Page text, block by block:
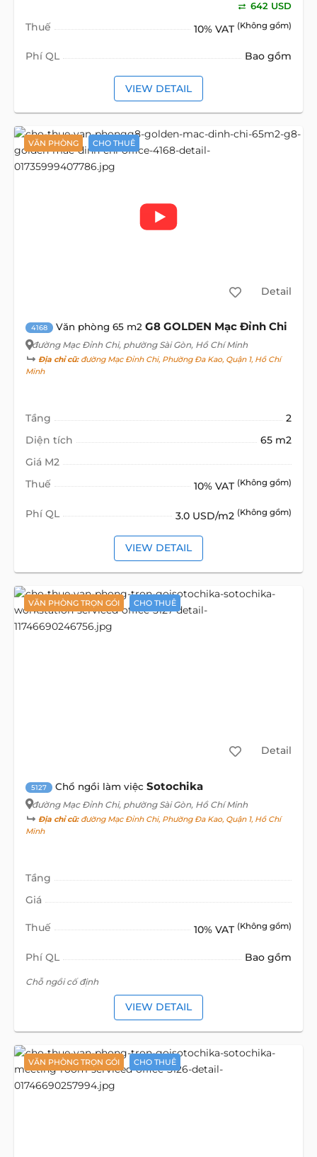
642 USD
Thuế 10% VAT (Không gồm)
Phí QL Bao gồm
VIEW DETAIL
VĂN PHÒNG CHO THUÊ
Detail
4168 Văn phòng 65 m2 G8 GOLDEN Mạc Đỉnh Chi
đường Mạc Đỉnh Chi, phường Sài Gòn, Hồ Chí Minh
Địa chỉ cũ:đường Mạc Đỉnh Chi, Phường Đa Kao, Quận 1, Hồ Chí
Minh
Tầng
2
Diện tích
65 m2
Giá M2
Thuế
10% VAT (Không gồm)
Phí QL 3.0 USD/m2 (Không gồm)
VIEW DETAIL
VĂN PHÒNG TRỌN GÓI CHO THUÊ
Detail
5127 Chổ ngồi làm việc Sotochika
đường Mạc Đỉnh Chi, phường Sài Gòn, Hồ Chí Minh
Địa chỉ cũ:đường Mạc Đỉnh Chi, Phường Đa Kao, Quận 1, Hồ Chí
Minh
Tầng
Giá
Thuế 10% VAT (Không gồm)
Phí QL Bao gồm
Chỗ ngồi cố định
VIEW DETAIL
VĂN PHÒNG TRỌN GÓI CHO THUÊ